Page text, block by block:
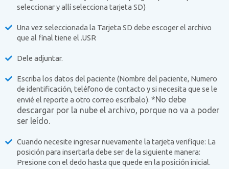
seleccionar y allí selecciona tarjeta SD)
Una vez seleccionada la Tarjeta SD debe escoger el archivo
que al final tiene el .USR
Dele adjuntar.
Escriba los datos del paciente (Nombre del paciente, Numero
de identificación, teléfono de contacto y si necesita que se le
envié el reporte a otro correo escríbalo). *No debe
descargar por la nube el archivo, porque no va a poder
ser leído.
Cuando necesite ingresar nuevamente la tarjeta verifique: La
posición para insertarla debe ser de la siguiente manera:
Presione con el dedo hasta que quede en la posición inicial.